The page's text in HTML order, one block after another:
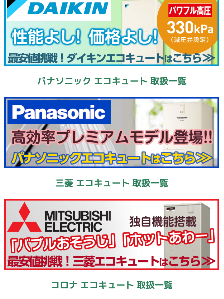
パナソニック エコキュート 取扱一覧
三菱 エコキュート 取扱一覧
コロナ エコキュート 取扱一覧